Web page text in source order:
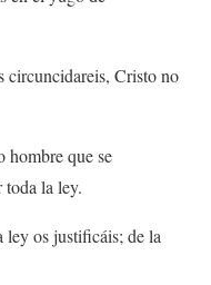
circuncidareis, Cristo no
hombre que se
toda la ley.
ley os justificáis; de la